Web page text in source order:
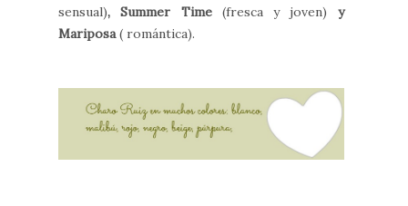
sensual), Summer Time (fresca y joven) y
Mariposa( romántica).